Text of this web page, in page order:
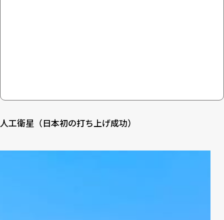
人工衛星（日本初の打ち上げ成功）